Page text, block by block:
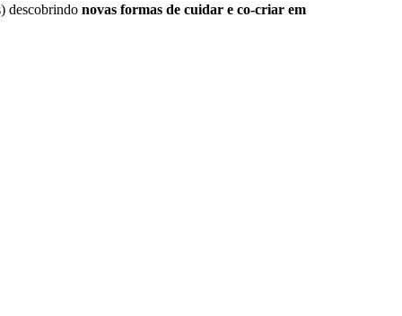
descobrindo novas formas de cuidar e co-criar em